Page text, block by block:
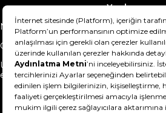
Yardım
Mesafeli Satış Sözleşmesi
Gizlilik Sözleşmesi
Şartlar
Ürünümü nasıl iade
edebilirim?